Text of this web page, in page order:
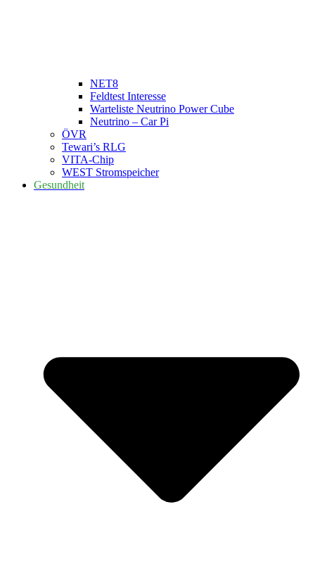
NET8
Feldtest Interesse
Warteliste Neutrino Power Cube
Neutrino – Car Pi
ÖVR
Tewari’s RLG
VITA-Chip
WEST Stromspeicher
Gesundheit